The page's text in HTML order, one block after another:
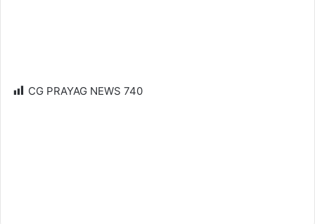
CG PRAYAG NEWS 740